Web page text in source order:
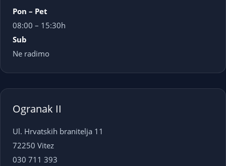
Pon – Pet
08:00 – 15:30h
Sub
Ne radimo
Ogranak II
Ul. Hrvatskih branitelja 11
72250 Vitez
030 711 393